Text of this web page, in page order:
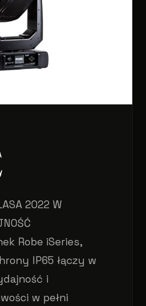
2022 W
Robe iSeries,
IP65 łączy w
i
w pełni